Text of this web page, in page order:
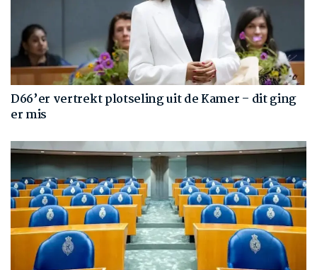
D66’er vertrekt plotseling uit de Kamer – dit ging
er mis